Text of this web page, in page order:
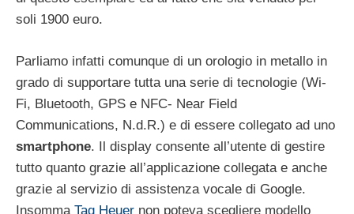
soli 1900 euro.
Parliamo infatti comunque di un orologio in metallo in
grado di supportare tutta una serie di tecnologie (Wi-
Fi, Bluetooth, GPS e NFC- Near Field
Communications, N.d.R.) e di essere collegato ad uno
smartphone. Il display consente all’utente di gestire
tutto quanto grazie all’applicazione collegata e anche
grazie al servizio di assistenza vocale di Google.
Insomma Tag Heuer non poteva scegliere modello